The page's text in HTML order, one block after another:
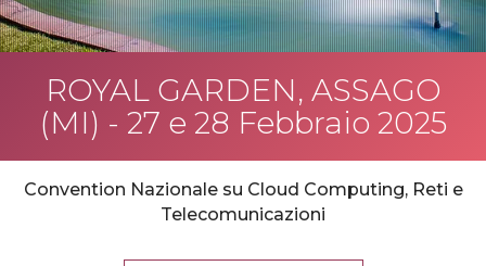
ROYAL GARDEN, ASSAGO
(MI) - 27 e 28 Febbraio 2025
Convention Nazionale su Cloud Computing, Reti e
Telecomunicazioni